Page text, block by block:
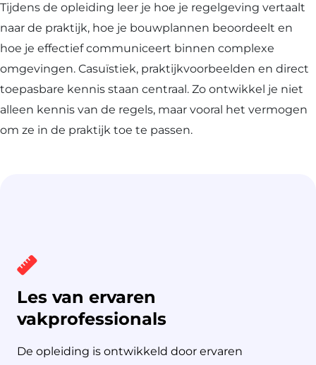
Tijdens de opleiding leer je hoe je regelgeving vertaalt
naar de praktijk, hoe je bouwplannen beoordeelt en
hoe je effectief communiceert binnen complexe
omgevingen. Casuïstiek, praktijkvoorbeelden en direct
toepasbare kennis staan centraal. Zo ontwikkel je niet
alleen kennis van de regels, maar vooral het vermogen
om ze in de praktijk toe te passen.
Les van ervaren
vakprofessionals
De opleiding is ontwikkeld door ervaren
Leer met casussen uit de
praktijkBinnen 3 maanden